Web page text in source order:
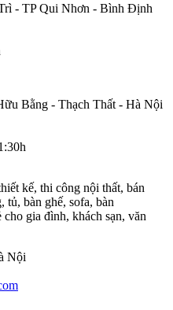
- TP Qui Nhơn - Bình Định
Bằng - Thạch Thất - Hà Nội
kế, thi công nội thất, bán
tủ, bàn ghế, sofa, bàn
gia đình, khách sạn, văn
Nội